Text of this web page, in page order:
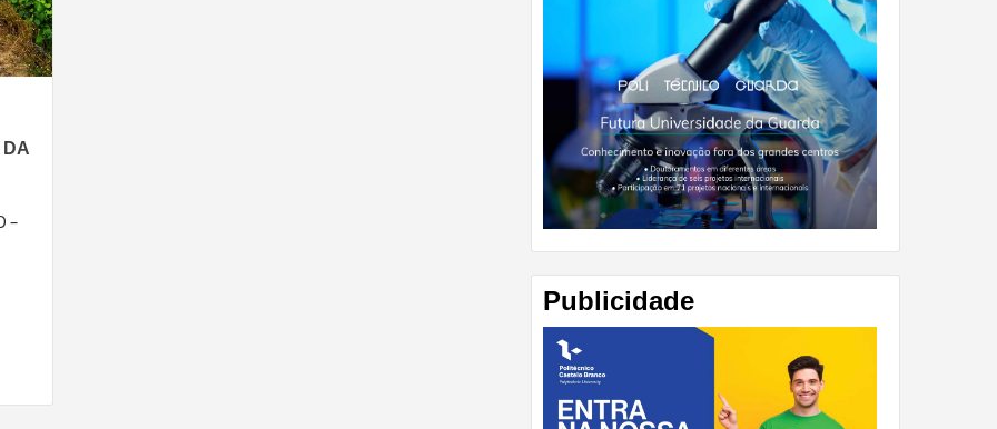
DA
–
Publicidade